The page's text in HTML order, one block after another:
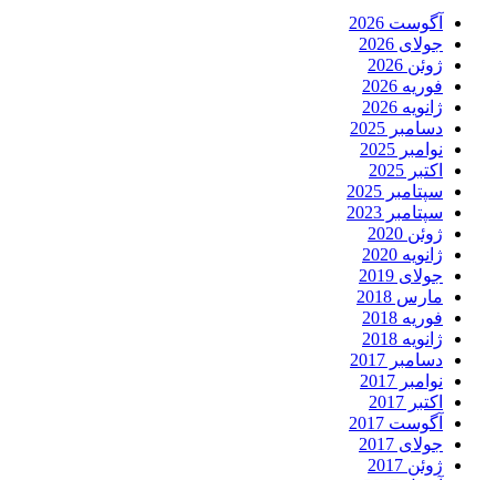
آگوست 2026
جولای 2026
ژوئن 2026
فوریه 2026
ژانویه 2026
دسامبر 2025
نوامبر 2025
اکتبر 2025
سپتامبر 2025
سپتامبر 2023
ژوئن 2020
ژانویه 2020
جولای 2019
مارس 2018
فوریه 2018
ژانویه 2018
دسامبر 2017
نوامبر 2017
اکتبر 2017
آگوست 2017
جولای 2017
ژوئن 2017